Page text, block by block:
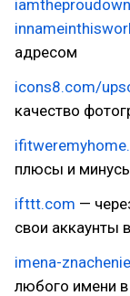
адресом
icons8.com/
качество
плюсы и
ifttt.com —
свои аккаунты
imena-
любого имени в